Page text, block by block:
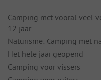
Camping met vooral veel
12 jaar
Naturisme: Camping met
Het hele jaar geopend
Camping voor vissers